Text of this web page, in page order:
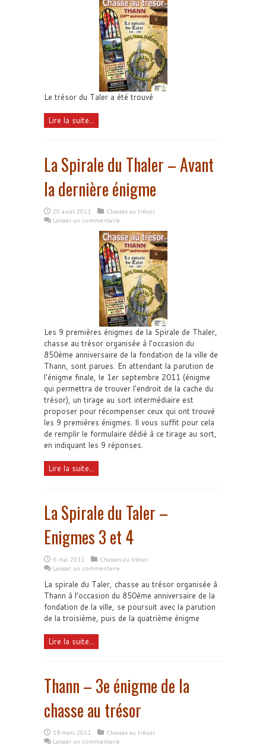
Le trésor du Taler a été trouvé
Lire la suite...
La Spirale du Thaler – Avant
la dernière énigme
20 août 2011
Chasses au trésor
Laisser un commentaire
Les 9 premières énigmes de la Spirale de Thaler,
chasse au trésor organisée à l’occasion du
850ème anniversaire de la fondation de la ville de
Thann, sont parues. En attendant la parution de
l'énigme finale, le 1er septembre 2011 (énigme
qui permettra de trouver l'endroit de la cache du
trésor), un tirage au sort intermédiaire est
proposer pour récompenser ceux qui ont trouvé
les 9 premières énigmes. Il vous suffit pour cela
de remplir le formulaire dédié à ce tirage au sort,
en indiquant les 9 réponses.
Lire la suite...
La Spirale du Taler –
Enigmes 3 et 4
6 mai 2011
Chasses au trésor
Laisser un commentaire
La spirale du Taler, chasse au trésor organisée à
Thann à l’occasion du 850ème anniversaire de la
fondation de la ville, se poursuit avec la parution
de la troisième, puis de la quatrième énigme
Lire la suite...
Thann – 3e énigme de la
chasse au trésor
18 mars 2011
Chasses au trésor
Laisser un commentaire